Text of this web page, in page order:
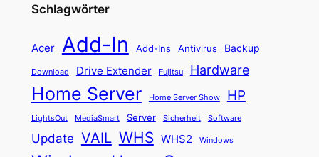
Schlagwörter
Acer Add-In Add-Ins Antivirus Backup
Download Drive Extender Fujitsu Hardware
Home Server Home Server Show HP
LightsOut MediaSmart Server Sicherheit Software
Update VAIL WHS WHS2 Windows